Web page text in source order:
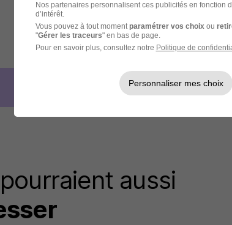
aussi
Nos partenaires personnalisent ces publicités en fonction
d’intérêt.
Vous pouvez à tout momentparamétrer vos choixou
"Gérer les traceurs" en bas de page.
Pour en savoir plus, consultez notre Politique de
Personnaliser mes choix